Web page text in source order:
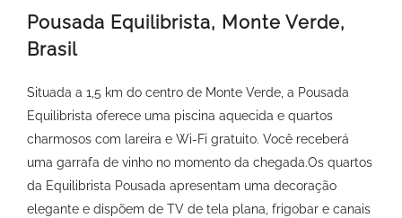
Pousada Equilibrista, Monte Verde,
Brasil
Situada a 1,5 km do centro de Monte Verde, a Pousada
Equilibrista oferece uma piscina aquecida e quartos
charmosos com lareira e Wi-Fi gratuito. Você receberá
uma garrafa de vinho no momento da chegada.Os quartos
da Equilibrista Pousada apresentam uma decoração
elegante e dispõem de TV de tela plana, frigobar e canais